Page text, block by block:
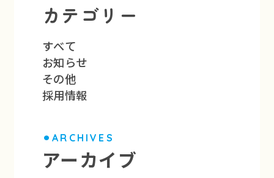
カテゴリー
すべて
お知らせ
その他
採用情報
⚫︎ARCHIVES
アーカイブ